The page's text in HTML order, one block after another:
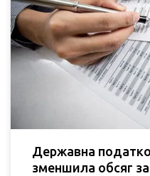
Державна
зменшила обсяг